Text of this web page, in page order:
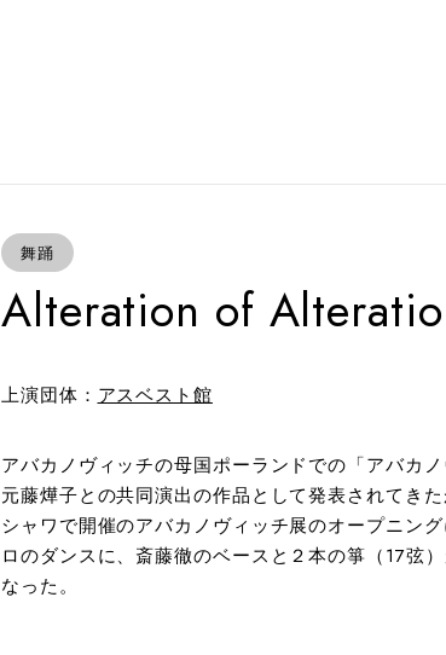
舞踊
Alteration of
上演団体： アスベスト館
アバカノヴィッチの母国ポーランドでの「アバカ
元藤燁子との共同演出の作品として発表されてき
シャワで開催のアバカノヴィッチ展のオープニン
ロのダンスに、斎藤徹のベースと２本の箏（17弦
なった。